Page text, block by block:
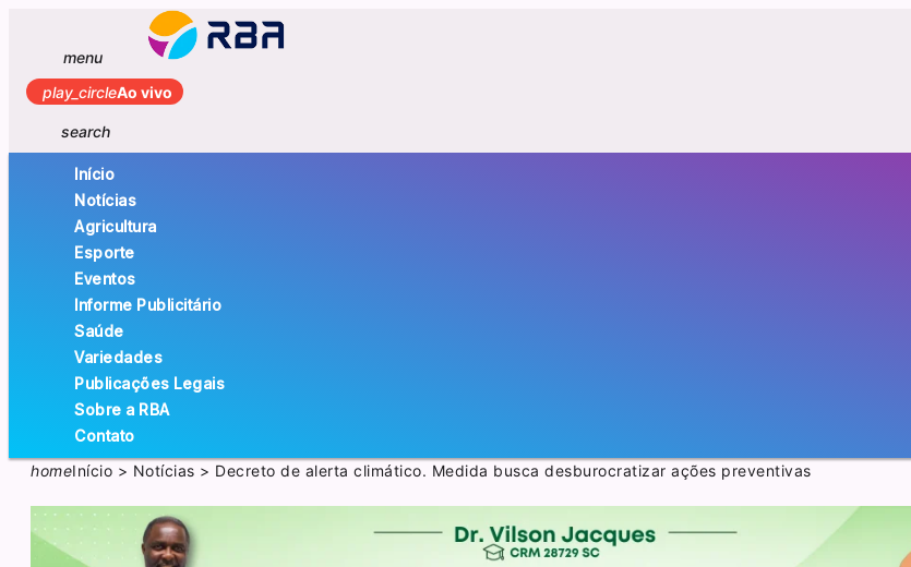
menu
play_circleAo vivo
search
Início
Notícias
Agricultura
Esporte
Eventos
Informe Publicitário
Saúde
Variedades
Publicações Legais
Sobre a RBA
Contato
homeInício > Notícias > Decreto de alerta climático. Medida busca desburocratizar ações preventivas